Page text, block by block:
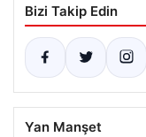
Bizi Takip Edin
Yan Manşet